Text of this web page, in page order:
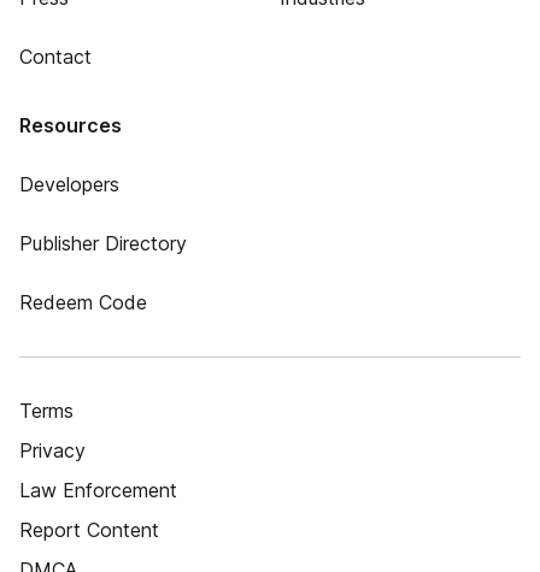
Contact
Resources
Developers
Publisher Directory
Redeem Code
Terms
Privacy
Law Enforcement
Report Content